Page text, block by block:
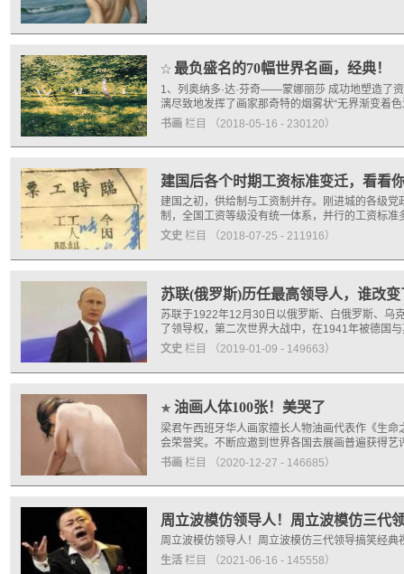
☆ 最负盛名的70幅世界名画，经典！
1、列奥纳多·达·芬奇——蒙娜丽莎 成功地塑造了
漓尽致地发挥了画家那奇特的烟雾状“无界渐变着
书画 栏目 （2018-05-16 - 230120）
建国后各个时期工资标准变迁，看看
建国之初，供给制与工资制并存。刚进城的各级
制，全国工资等级没有统一体系，并行的工资标
文史 栏目 （2018-07-25 - 211916）
苏联(俄罗斯)历任最高领导人，谁改
苏联于1922年12月30日以俄罗斯、白俄罗斯、乌
了领导权，第二次世界大战中，在1941年被德国
文史 栏目 （2019-01-09 - 149663）
★ 油画人体100张！美哭了
梁君午西班牙华人画家擅长人物油画代表作《生
会荣誉奖。不断应邀到世界各国去展画普遍获得
书画 栏目 （2020-12-27 - 146685）
周立波模仿领导人！周立波模仿三代
周立波模仿领导人！周立波模仿三代领导搞笑经
生活 栏目 （2021-06-16 - 145558）